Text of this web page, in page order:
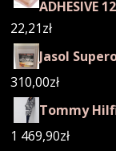
ADHESIVE
22,21zł
Jasol
310,00zł
Tommy
1 469,90zł